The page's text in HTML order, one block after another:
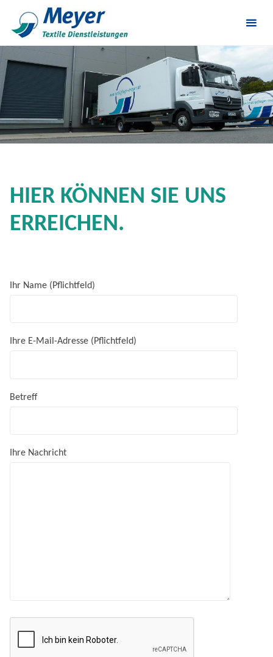
HIER KÖNNEN SIE UNS
ERREICHEN.
Ihr Name (Pflichtfeld)
Ihre E-Mail-Adresse (Pflichtfeld)
Betreff
Ihre Nachricht